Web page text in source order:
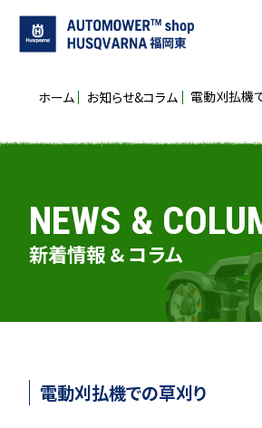
ホーム お知らせ&コラム 電動刈払機
NEWS &
新着情報 & コラム
電動刈払機での草刈り